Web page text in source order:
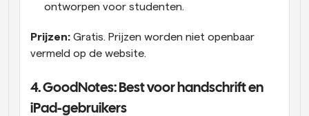
ontworpen voor studenten.
Prijzen: Gratis. Prijzen worden niet openbaar
vermeld op de website.
4. GoodNotes: Best voor handschrift en
iPad-gebruikers